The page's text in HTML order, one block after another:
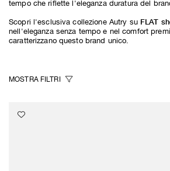
tempo che riflette l'eleganza duratura del
Scopri l'esclusiva collezione Autry su FLAT
nell'eleganza senza tempo e nel comfort
caratterizzano questo brand unico.
MOSTRAFILTRI